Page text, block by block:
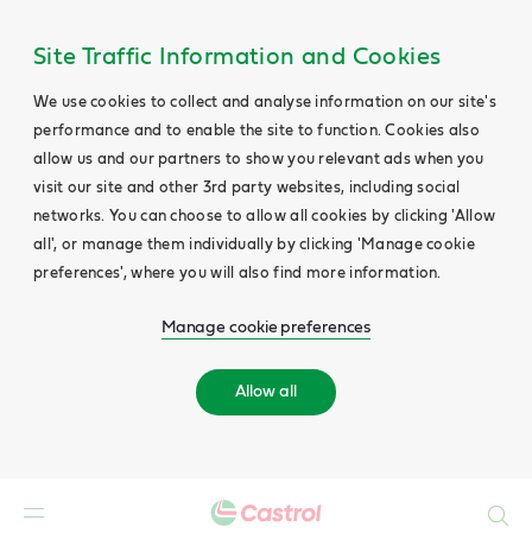
Site Traffic Information and Cookies
We use cookies to collect and analyse information on our site's
performance and to enable the site to function. Cookies also
allow us and our partners to show you relevant ads when you
visit our site and other 3rd party websites, including social
networks. You can choose to allow all cookies by clicking 'Allow
all', or manage them individually by clicking 'Manage cookie
preferences', where you will also find more information.
Manage cookie preferences
Allow all